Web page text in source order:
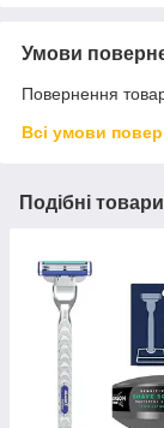
Умови
Повернення
Всі умови
Подібні